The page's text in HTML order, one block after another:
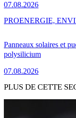
07.08.2026
Panneaux solaires et
polysilicium
07.08.2026
PROENERGIE,
PLUS DE CETTE